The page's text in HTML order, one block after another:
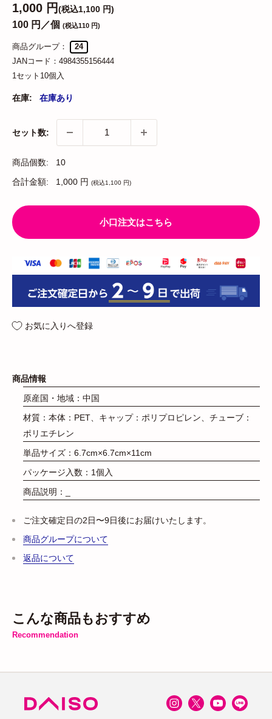
1,000 円(税込1,100 円)
100 円／個 (税込110 円)
商品グループ：
24
JANコード： 4984355156444
1セット10個入
在庫: 在庫あり
セット数:
商品個数:
10
合計金額:
1,000 円 (税込1,100 円)
小口注文はこちら
お気に入りへ登録
商品情報
原産国・地域：中国
材質：本体：PET、キャップ：ポリプロピレン、チューブ：
ポリエチレン
単品サイズ：6.7cm×6.7cm×11cm
パッケージ入数：1個入
商品説明：_
ご注文確定日の2日〜9日後にお届けいたします。
商品グループについて
返品について
こんな商品もおすすめ
Recommendation